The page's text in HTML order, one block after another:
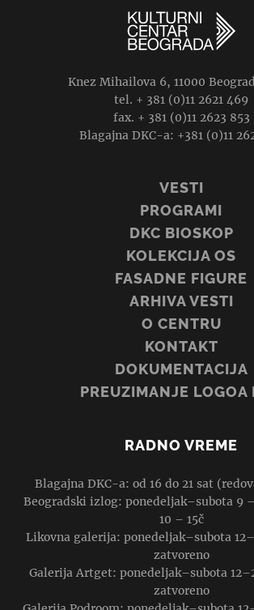
Knez Mihailova 6, 11000
tel. + 381 (0)11 2621 469
fax. + 381 (0)11 2623 853
Blagajna DKC-a: +381 (0)11
VESTI
PROGRAMI
DKC BIOSKOP
KOLEKCIJA OS
FASADNE FIGURE
ARHIVA VESTI
O CENTRU
KONTAKT
DOKUMENTACIJA
PREUZIMANJE LOGOA
RADNO VREME
Blagajna DKC-a: od 16 do 21 sat
Beogradski izlog: ponedeljak–subota 9
10 – 15č
Likovna galerija: ponedeljak–subota
zatvoreno
Galerija Artget: ponedeljak–subota
zatvoreno